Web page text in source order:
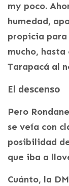
my poco.
humedad,
propicia
mucho,
Tarapacá al
El descenso
Pero
se veía con
posibilidad
que iba a
Cuánto, la